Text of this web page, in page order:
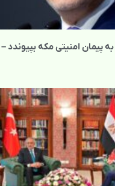
پیمان امنیتی مکه بپیوندد